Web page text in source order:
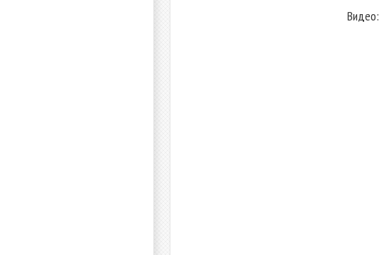
Видео: